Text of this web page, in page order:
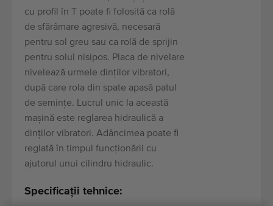
cu profil în T poate fi folosită ca rolă
de sfărâmare agresivă, necesară
pentru sol greu sau ca rolă de sprijin
pentru solul nisipos. Placa de nivelare
nivelează urmele dinților vibratori,
după care rola din spate apasă patul
de semințe. Lucrul unic la această
mașină este reglarea hidraulică a
dinților vibratori. Adâncimea poate fi
reglată în timpul funcționării cu
ajutorul unui cilindru hidraulic.
Specificații tehnice: